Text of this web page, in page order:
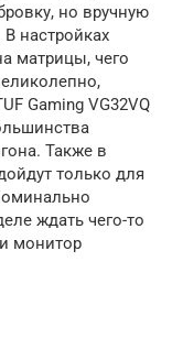
но вручную
настройках
матрицы, чего
Gaming VG32VQ
Также в
только для
ждать чего-то
монитор